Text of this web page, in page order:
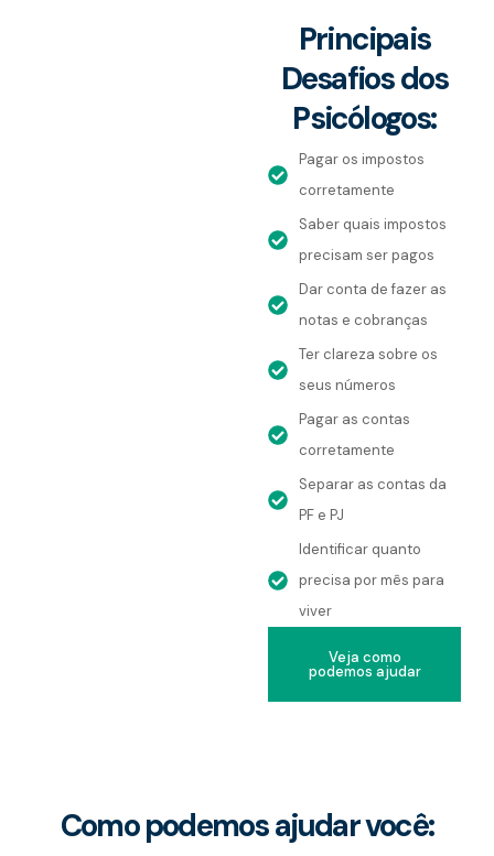
Principais
Desafios dos
Psicólogos:
Pagar os impostos
corretamente
Saber quais impostos
precisam ser pagos
Dar conta de fazer as
notas e cobranças
Ter clareza sobre os
seus números
Pagar as contas
corretamente
Separar as contas da
PF e PJ
Identificar quanto
precisa por mês para
viver
Veja como
podemos ajudar
Como podemos ajudar você: